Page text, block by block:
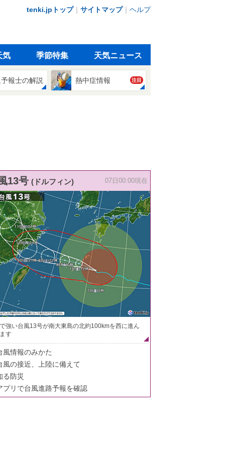
tenki.jpトップ｜ サイトマップ｜ ヘルプ
気 季節特集 天気ニュース
報士の解説 熱中症情報 注目
13号 (ドルフィン) 07日00:00現在
強い台風13号が南大東島の北約100kmを西に進ん
す
風情報のみかた
風の接近、上陸に備えて
る防災
プリで台風進路予報を確認